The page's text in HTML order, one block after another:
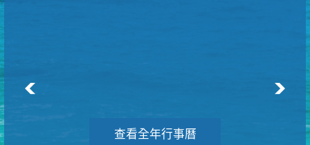
查看全年行事曆